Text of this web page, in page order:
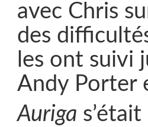
avec Chris
des
les ont suivi
Andy Porter
Auriga